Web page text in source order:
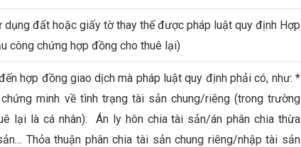
dụng đất hoặc giấy tờ thay thế được pháp luật quy định Hợp
công chứng hợp đồng cho thuê lại)
hợp đồng giao dịch mà pháp luật quy định phải có, như: *
minh về tình trạng tài sản chung/riêng (trong trường
lại là cá nhân): Án ly hôn chia tài sản/án phân chia thừa
Thỏa thuận phân chia tài sản chung riêng/nhập tài sản